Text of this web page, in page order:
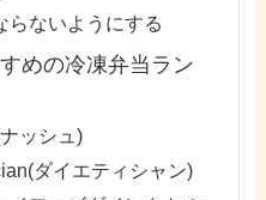
ないようにする
めの冷凍弁当ラン
ッシュ)
ダイエティシャン)